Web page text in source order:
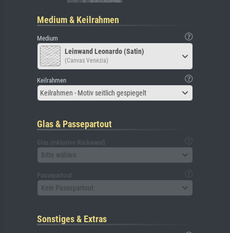
Medium & Keilrahmen
Medium
Leinwand Leonardo (Satin)
(Canvas Venezia)
Keilrahmen
Keilrahmen - Motiv seitlich gespiegelt
Glas & Passepartout
Glas (inklusive Rückwand)
Bitte wählen
Passepartout
Kein Passepartout
Sonstiges & Extras